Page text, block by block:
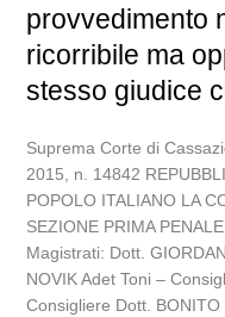
provvedimento
ricorribile ma
stesso giudice
Suprema Corte di
2015, n. 14842
POPOLO ITALIANO LA
SEZIONE PRIMA
Magistrati: Dott.
NOVIK Adet Toni –
Consigliere Dott. BONITO